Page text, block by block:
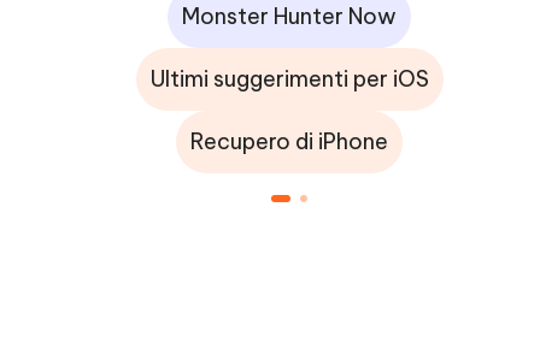
Monster Hunter Now
Ultimi suggerimenti per iOS
Recupero di iPhone